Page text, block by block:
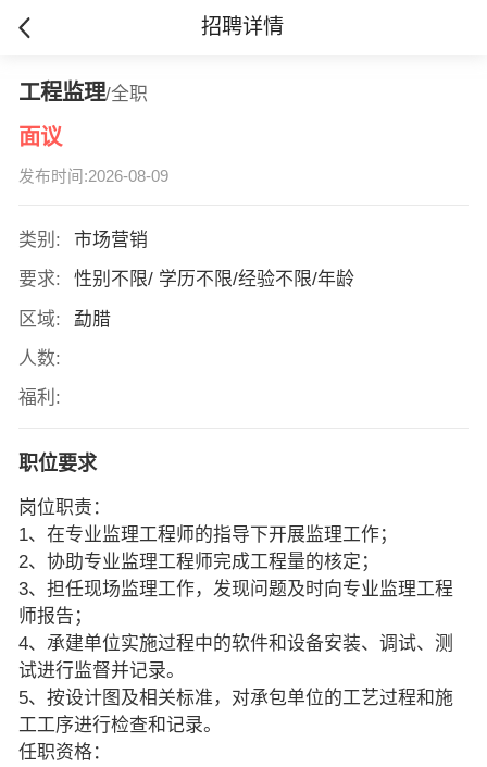
招聘详情
工程监理/全职
面议
发布时间:2026-08-09
类别:
市场营销
要求:
性别不限/ 学历不限/经验不限/年龄
区域:
勐腊
人数:
福利:
职位要求
岗位职责：
1、在专业监理工程师的指导下开展监理工作；
2、协助专业监理工程师完成工程量的核定；
3、担任现场监理工作，发现问题及时向专业监理工程
师报告；
4、承建单位实施过程中的软件和设备安装、调试、测
试进行监督并记录。
5、按设计图及相关标准，对承包单位的工艺过程和施
工工序进行检查和记录。
任职资格：